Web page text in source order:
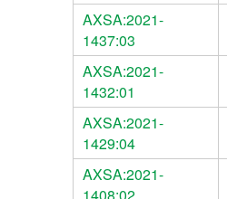
AXSA:2021-
1437:03
AXSA:2021-
1432:01
AXSA:2021-
1429:04
AXSA:2021-
1408:02